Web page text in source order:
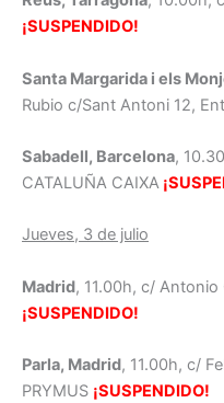
¡SUSPENDIDO!
Santa Margarida i els
Rubio c/Sant Antoni 12,
Sabadell, Barcelona,
CATALUÑA CAIXA
Jueves, 3 de julio
Madrid, 11.00h, c/
¡SUSPENDIDO!
Parla, Madrid, 11.00h, c/
PRYMUS ¡SUSPENDIDO!